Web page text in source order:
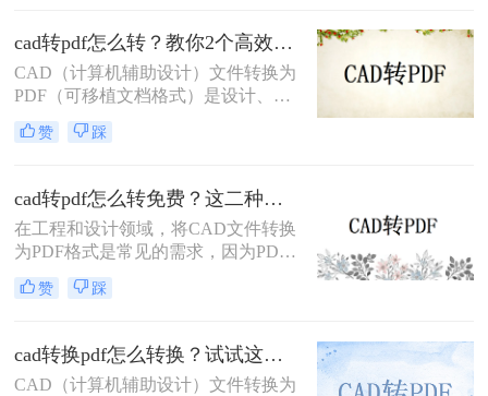
的CAD转PDF方法，帮助您快速实现
文件转换。
cad转pdf怎么转？教你2个高效转换方法！
CAD（计算机辅助设计）文件转换为
PDF（可移植文档格式）是设计、建
筑和工程领域常见的任务。PDF格式
不仅具有高度的兼容性和可读性，还
CAD转PDF怎么转呢？本文将介绍两
种将CAD文件转换为PDF的方法。
赞 踩
cad转pdf怎么转免费？这二种转换方法帮你解决！
在工程和设计领域，将CAD文件转换
为PDF格式是常见的需求，因为PDF
格式便于查看、分享和打印。那么cad
转pdf怎么转免费呢？本文将介绍两种
松完成CAD转PDF的任务。
赞 踩
cad转换pdf怎么转换？试试这二种实用方法！
CAD（计算机辅助设计）文件转换为